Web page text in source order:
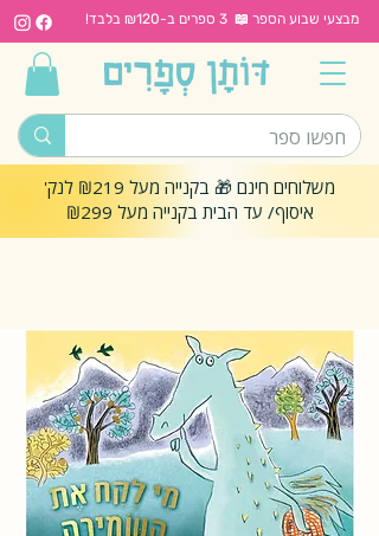
מבצעי שבוע הספר 📖 3 ספרים ב-₪120 בלבד!
משלוחים חינם 🎁 בקנייה מעל ₪219 לנק'
איסוף/ עד הבית בקנייה מעל ₪299